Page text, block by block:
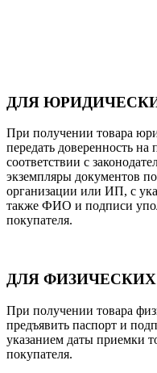
ДЛЯ
При получении товара
передать доверенность
соответствии с
экземпляры документов
организации или ИП, с
также ФИО и подписи
покупателя.
ДЛЯ
При получении товара
предъявить паспорт и
указанием даты приемки
покупателя.